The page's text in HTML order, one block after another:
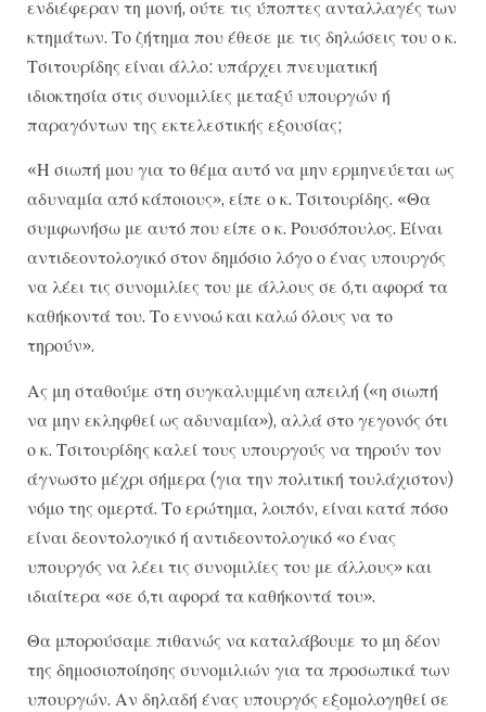
ενδιέφεραν τη μονή, ούτε τις ύποπτες ανταλλαγές των
κτημάτων. Το ζήτημα που έθεσε με τις δηλώσεις του ο κ.
Τσιτουρίδης είναι άλλο: υπάρχει πνευματική
ιδιοκτησία στις συνομιλίες μεταξύ υπουργών ή
παραγόντων της εκτελεστικής εξουσίας;
«Η σιωπή μου για το θέμα αυτό να μην ερμηνεύεται ως
αδυναμία από κάποιους», είπε ο κ. Τσιτουρίδης. «Θα
συμφωνήσω με αυτό που είπε ο κ. Ρουσόπουλος. Είναι
αντιδεοντολογικό στον δημόσιο λόγο ο ένας υπουργός
να λέει τις συνομιλίες του με άλλους σε ό,τι αφορά τα
καθήκοντά του. Το εννοώ και καλώ όλους να το
τηρούν».
Ας μη σταθούμε στη συγκαλυμμένη απειλή («η σιωπή
να μην εκληφθεί ως αδυναμία»), αλλά στο γεγονός ότι
ο κ. Τσιτουρίδης καλεί τους υπουργούς να τηρούν τον
άγνωστο μέχρι σήμερα (για την πολιτική τουλάχιστον)
νόμο της ομερτά. Το ερώτημα, λοιπόν, είναι κατά πόσο
είναι δεοντολογικό ή αντιδεοντολογικό «ο ένας
υπουργός να λέει τις συνομιλίες του με άλλους» και
ιδιαίτερα «σε ό,τι αφορά τα καθήκοντά του».
Θα μπορούσαμε πιθανώς να καταλάβουμε το μη δέον
της δημοσιοποίησης συνομιλιών για τα προσωπικά των
υπουργών. Αν δηλαδή ένας υπουργός εξομολογηθεί σε